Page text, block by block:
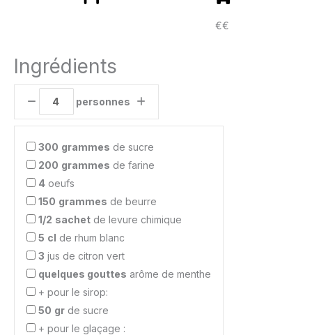
€€
Ingrédients
personnes
300 grammes de sucre
200 grammes de farine
4 oeufs
150 grammes de beurre
1/2 sachet de levure chimique
5 cl de rhum blanc
3 jus de citron vert
quelques gouttes arôme de menthe
+ pour le sirop:
50 gr de sucre
+ pour le glaçage :